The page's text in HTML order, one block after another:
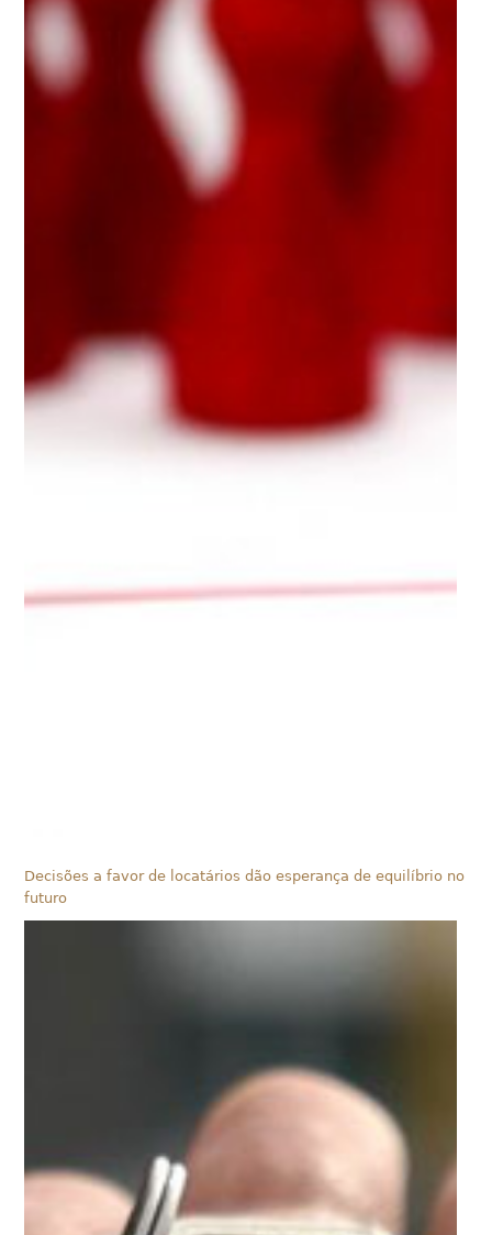
Decisões a favor de locatários dão esperança de equilíbrio no
futuro